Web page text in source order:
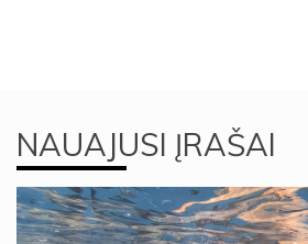
NAUAJUSI ĮRAŠAI